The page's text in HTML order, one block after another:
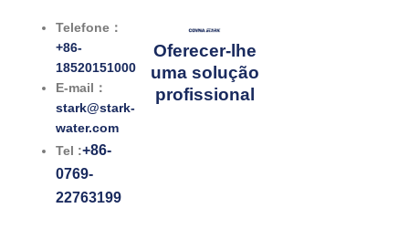
Telefone：
+86-
18520151000
E-mail：
stark@stark-
water.com
Tel :+86-
0769-
22763199
Oferecer-lhe
uma solução
profissional